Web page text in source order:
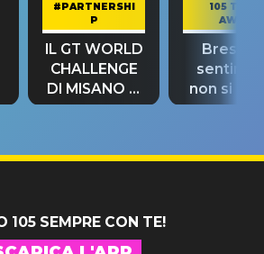
#PARTNERSHI
P
IL GT WORLD
CHALLENGE
DI MISANO si
riconferma
105 TAKE
AWAY
Bresh:
non si
fino alla
105 SEMPRE CON TE!